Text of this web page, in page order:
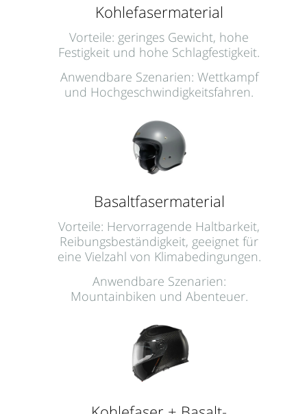
Kohlefasermaterial
Vorteile: geringes Gewicht, hohe
Festigkeit und hohe Schlagfestigkeit.
Anwendbare Szenarien: Wettkampf
und Hochgeschwindigkeitsfahren.
Basaltfasermaterial
Vorteile: Hervorragende Haltbarkeit,
Reibungsbeständigkeit, geeignet für
eine Vielzahl von Klimabedingungen.
Anwendbare Szenarien:
Mountainbiken und Abenteuer.